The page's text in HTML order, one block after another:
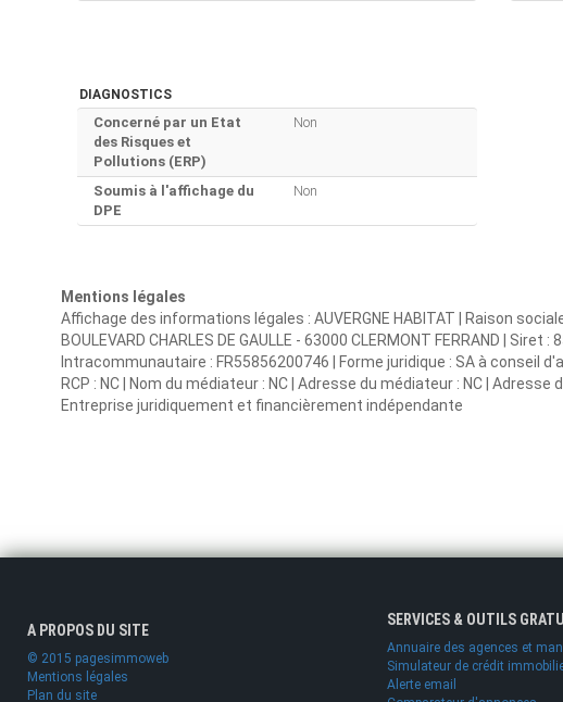
DIAGNOSTICS
Concerné par un Etat
des Risques et
Pollutions (ERP)
Non
Soumis à l'affichage du
DPE
Non
Mentions légales
Affichage des informations légales : AUVERGNE HABITAT | Raison
BOULEVARD CHARLES DE GAULLE - 63000 CLERMONT FERRAND | Siret
Intracommunautaire : FR55856200746 | Forme juridique : SA à conseil
RCP : NC | Nom du médiateur : NC | Adresse du médiateur : NC | Adresse
Entreprise juridiquement et financièrement indépendante
A PROPOS DU SITE
© 2015 pagesimmoweb
Mentions légales
Plan du site
SERVICES & OUTILS
Annuaire des agences et
Simulateur de crédit
Alerte email